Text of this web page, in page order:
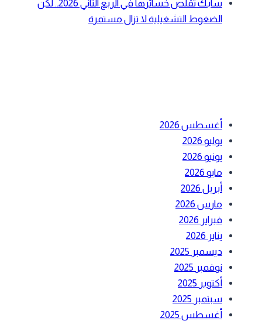
سابك تقلص خسائرها في الربع الثاني 2026.. لكن
الضغوط التشغيلية لا تزال مستمرة
أغسطس 2026
يوليو 2026
يونيو 2026
مايو 2026
أبريل 2026
مارس 2026
فبراير 2026
يناير 2026
ديسمبر 2025
نوفمبر 2025
أكتوبر 2025
سبتمبر 2025
أغسطس 2025